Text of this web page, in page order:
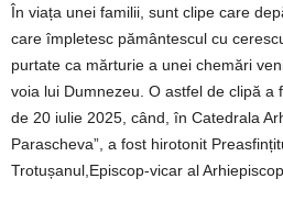
În viața unei familii, sunt clipe care
care împletesc pământescul cu
purtate ca mărturie a unei chemări
voia lui Dumnezeu. O astfel de clipă a
de 20 iulie 2025, când, în Catedrala
Parascheva”, a fost hirotonit
Trotușanul,Episcop-vicar al